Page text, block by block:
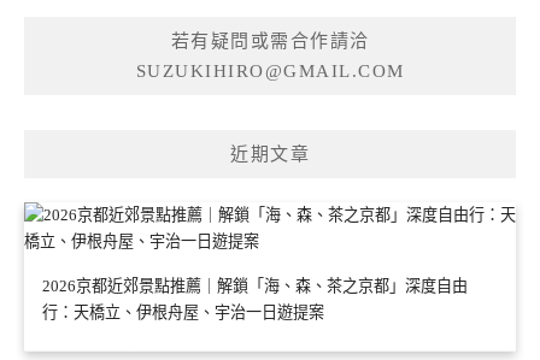
若有疑問或需合作請洽
SUZUKIHIRO@GMAIL.COM
近期文章
2026京都近郊景點推薦｜解鎖「海、森、茶之京都」深度自由
行：天橋立、伊根舟屋、宇治一日遊提案